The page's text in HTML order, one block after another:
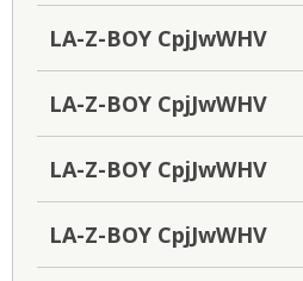
LA-Z-BOY CpjJwWHV
LA-Z-BOY CpjJwWHV
LA-Z-BOY CpjJwWHV
LA-Z-BOY CpjJwWHV